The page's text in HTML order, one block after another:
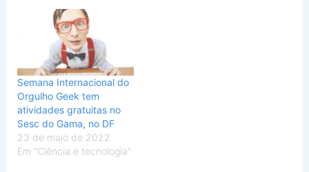
Semana Internacional do
Orgulho Geek tem
atividades gratuitas no
Sesc do Gama, no DF
23 de maio de 2022
Em "Ciência e tecnologia"